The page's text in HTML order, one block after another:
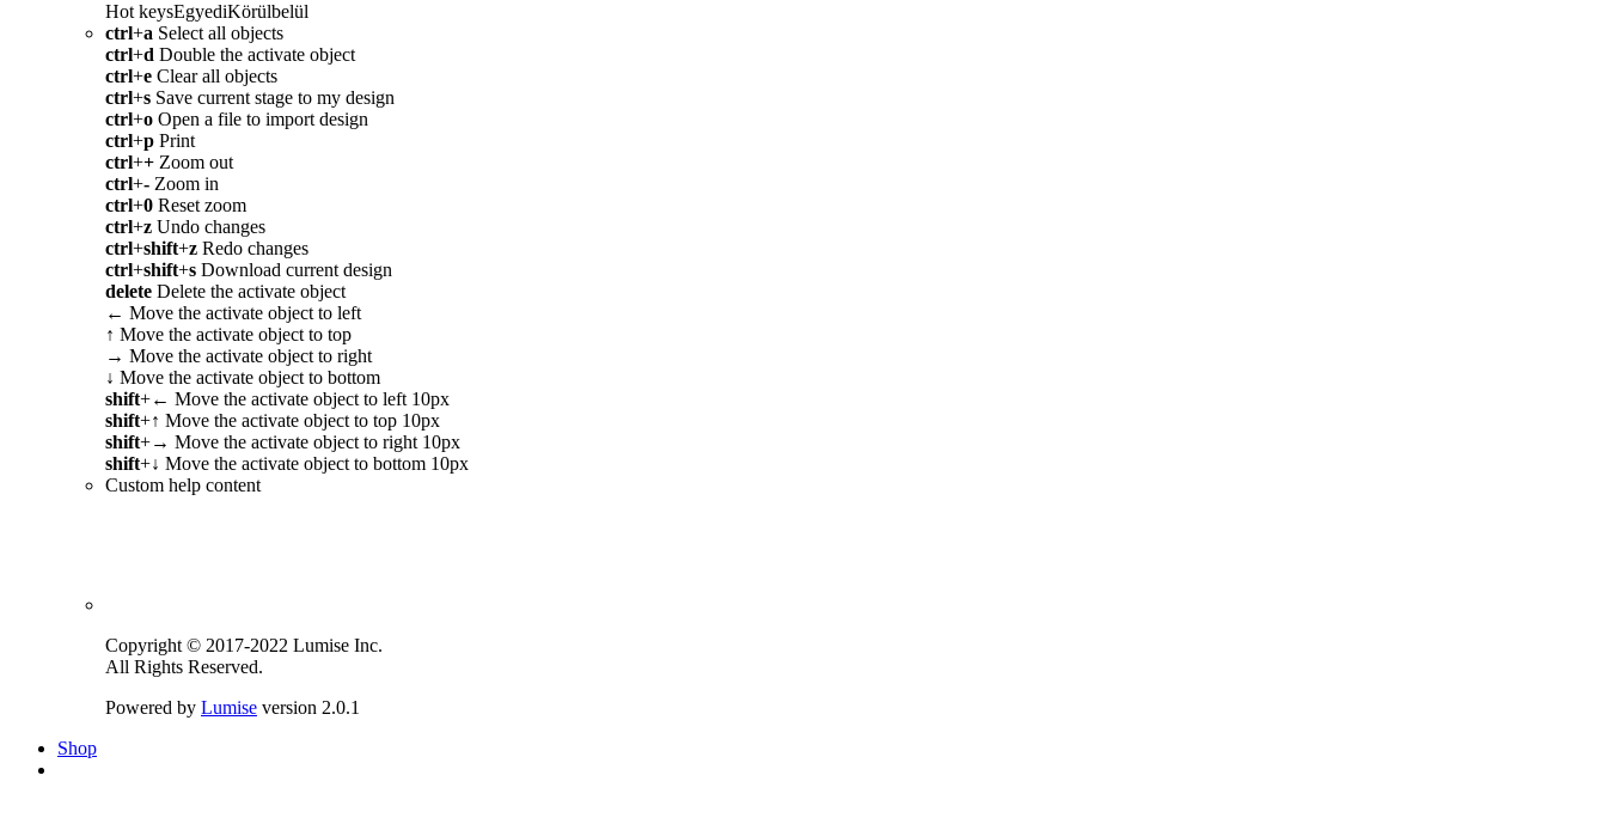
Hot keysEgyediKörülbelül
ctrl+a Select all objects
ctrl+d Double the activate object
ctrl+e Clear all objects
ctrl+s Save current stage to my design
ctrl+o Open a file to import design
ctrl+p Print
ctrl++ Zoom out
ctrl+- Zoom in
ctrl+0 Reset zoom
ctrl+z Undo changes
ctrl+shift+z Redo changes
ctrl+shift+s Download current design
delete Delete the activate object
← Move the activate object to left
↑ Move the activate object to top
→ Move the activate object to right
↓ Move the activate object to bottom
shift+← Move the activate object to left 10px
shift+↑ Move the activate object to top 10px
shift+→ Move the activate object to right 10px
shift+↓ Move the activate object to bottom 10px
Custom help content
Copyright © 2017-2022 Lumise Inc.
All Rights Reserved.
Powered by Lumise version 2.0.1
Shop